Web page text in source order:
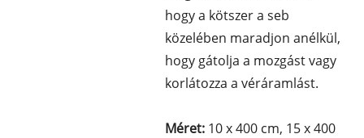
hogy a kötszer a seb
közelében maradjon anélkül,
hogy gátolja a mozgást vagy
korlátozza a véráramlást.
Méret: 10 x 400 cm, 15 x 400